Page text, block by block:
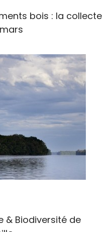
bois : la collecte
& Biodiversité de